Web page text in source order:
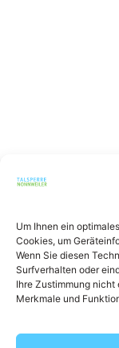
Um Ihnen ein
Cookies, um
Wenn Sie diesen
Surfverhalten oder
Ihre Zustimmung
Merkmale und